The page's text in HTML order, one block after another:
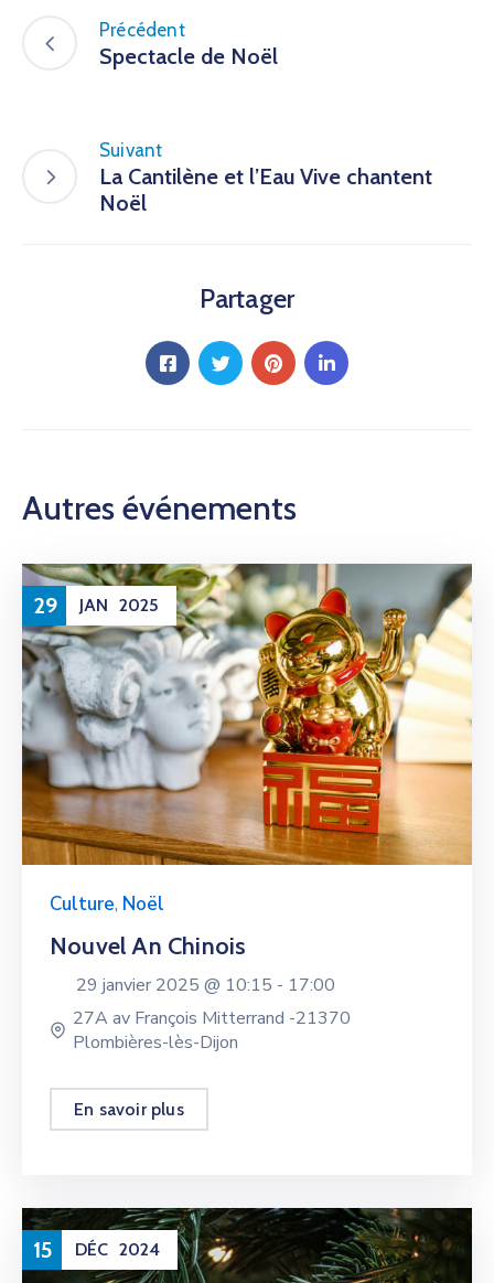
Précédent
Spectacle de Noël
Suivant
La Cantilène et l’Eau Vive chantent
Noël
Partager
Autres événements
29 JAN 2025
Culture, Noël
Nouvel An Chinois
29 janvier 2025 @ 10:15 - 17:00
27A av François Mitterrand -21370
Plombières-lès-Dijon
En savoir plus
15 DÉC 2024